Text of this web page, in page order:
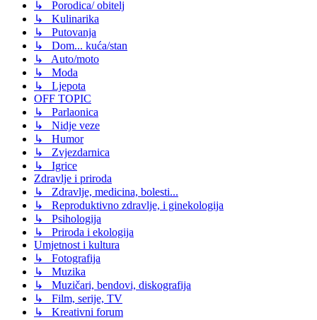
↳ Porodica/ obitelj
↳ Kulinarika
↳ Putovanja
↳ Dom... kuća/stan
↳ Auto/moto
↳ Moda
↳ Ljepota
OFF TOPIC
↳ Parlaonica
↳ Nidje veze
↳ Humor
↳ Zvjezdarnica
↳ Igrice
Zdravlje i priroda
↳ Zdravlje, medicina, bolesti...
↳ Reproduktivno zdravlje, i ginekologija
↳ Psihologija
↳ Priroda i ekologija
Umjetnost i kultura
↳ Fotografija
↳ Muzika
↳ Muzičari, bendovi, diskografija
↳ Film, serije, TV
↳ Kreativni forum